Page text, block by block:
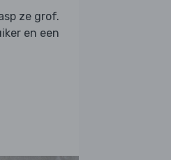
ze grof.
en een